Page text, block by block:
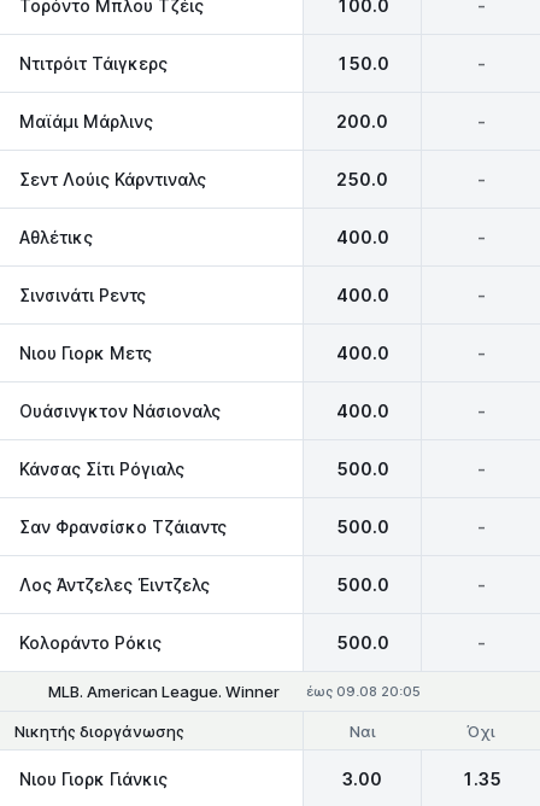
Τορόντο Μπλου Τζέις 100.0 -
Ντιτρόιτ Τάιγκερς 150.0 -
Μαϊάμι Μάρλινς 200.0 -
Σεντ Λούις Κάρντιναλς 250.0 -
Αθλέτικς 400.0 -
Σινσινάτι Ρεντς 400.0 -
Νιου Γιορκ Μετς 400.0 -
Ουάσινγκτον Νάσιοναλς 400.0 -
Κάνσας Σίτι Ρόγιαλς 500.0 -
Σαν Φρανσίσκο Τζάιαντς 500.0 -
Λος Άντζελες Έιντζελς 500.0 -
Κολοράντο Ρόκις 500.0 -
MLB. American League. Winner έως 09.08 20:05
Νικητής διοργάνωσης Ναι Όχι
Νιου Γιορκ Γιάνκις 3.00 1.35